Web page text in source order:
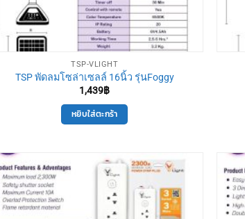
TSP-VLIGHT
TSP พัดลมโซล่าเซลล์ 16นิ้ว รุ่นFoggy
1,439฿
หยิบใส่ตะกร้า